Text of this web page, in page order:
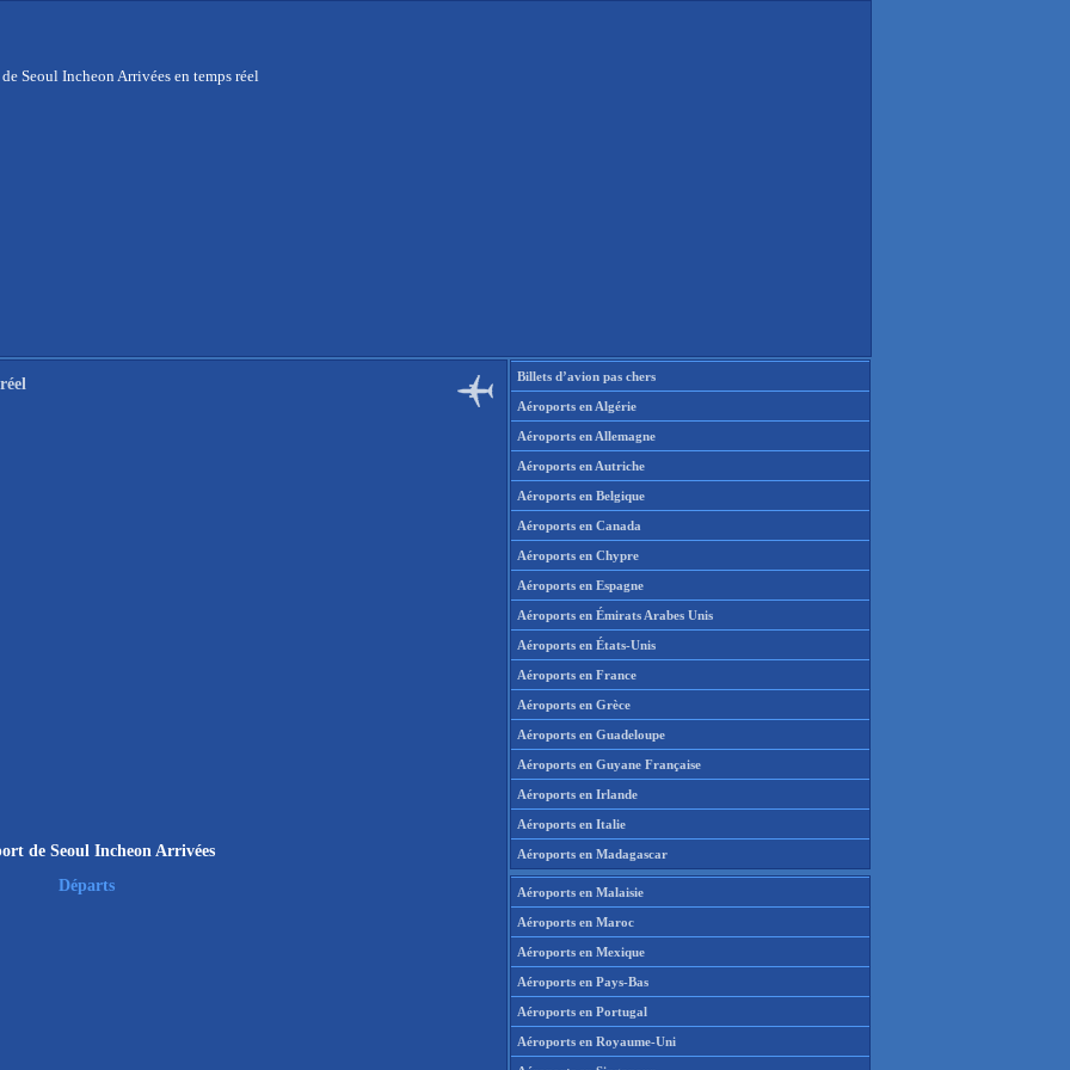
Seoul Incheon Arrivées en temps réel
de Seoul Incheon Arrivées
Départs
Billets d’avion pas chers
Aéroports en Algérie
Aéroports en Allemagne
Aéroports en Autriche
Aéroports en Belgique
Aéroports en Canada
Aéroports en Chypre
Aéroports en Espagne
Aéroports en Émirats Arabes Unis
Aéroports en États-Unis
Aéroports en France
Aéroports en Grèce
Aéroports en Guadeloupe
Aéroports en Guyane Française
Aéroports en Irlande
Aéroports en Italie
Aéroports en Madagascar
Aéroports en Malaisie
Aéroports en Maroc
Aéroports en Mexique
Aéroports en Pays-Bas
Aéroports en Portugal
Aéroports en Royaume-Uni